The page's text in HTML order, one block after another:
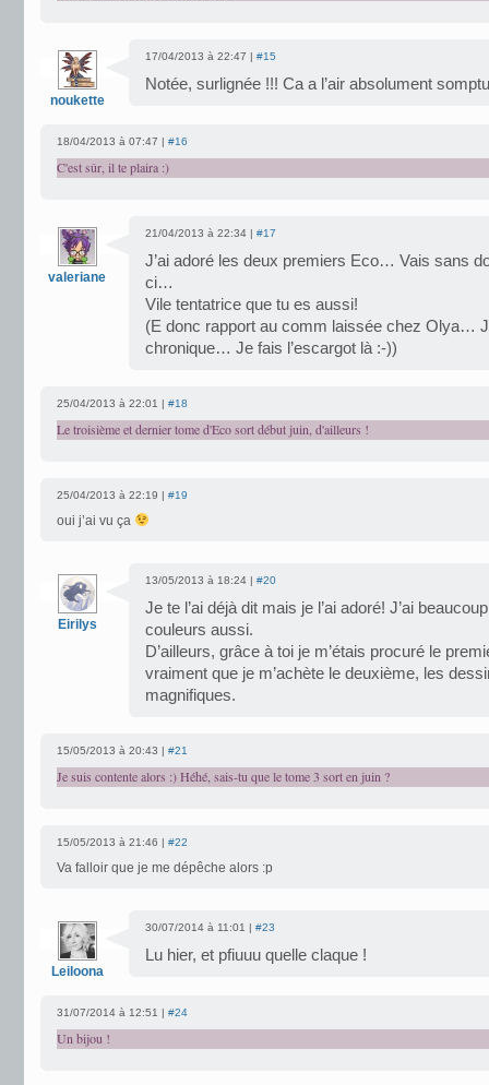
noukette
17/04/2013 à 22:47 | #15
Notée, surlignée !!! Ca a l’air absolument
18/04/2013 à 07:47 | #16
C'est sûr, il te plaira :)
valeriane
21/04/2013 à 22:34 | #17
J’ai adoré les deux premiers Eco… Vais sans
ci…
Vile tentatrice que tu es aussi!
(E donc rapport au comm laissée chez Olya…
chronique… Je fais l’escargot là :-))
25/04/2013 à 22:01 | #18
Le troisième et dernier tome d'Eco sort début juin, d'ailleurs !
25/04/2013 à 22:19 | #19
oui j’ai vu ça
Eirilys
13/05/2013 à 18:24 | #20
Je te l’ai déjà dit mais je l’ai adoré! J’ai
couleurs aussi.
D’ailleurs, grâce à toi je m’étais procuré le
vraiment que je m’achète le deuxième, les
magnifiques.
15/05/2013 à 20:43 | #21
Je suis contente alors :) Héhé, sais-tu que le tome 3 sort en juin ?
15/05/2013 à 21:46 | #22
Va falloir que je me dépêche alors :p
Leiloona
30/07/2014 à 11:01 | #23
Lu hier, et pfiuuu quelle claque !
31/07/2014 à 12:51 | #24
Un bijou !